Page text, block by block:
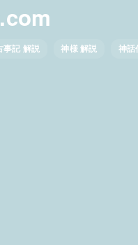
事記 解説 神様 解説 神話